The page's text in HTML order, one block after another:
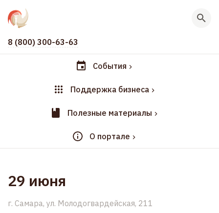
8 (800) 300-63-63
События
Поддержка бизнеса
Полезные материалы
О портале
29 июня
г. Самара, ул. Молодогвардейская, 211